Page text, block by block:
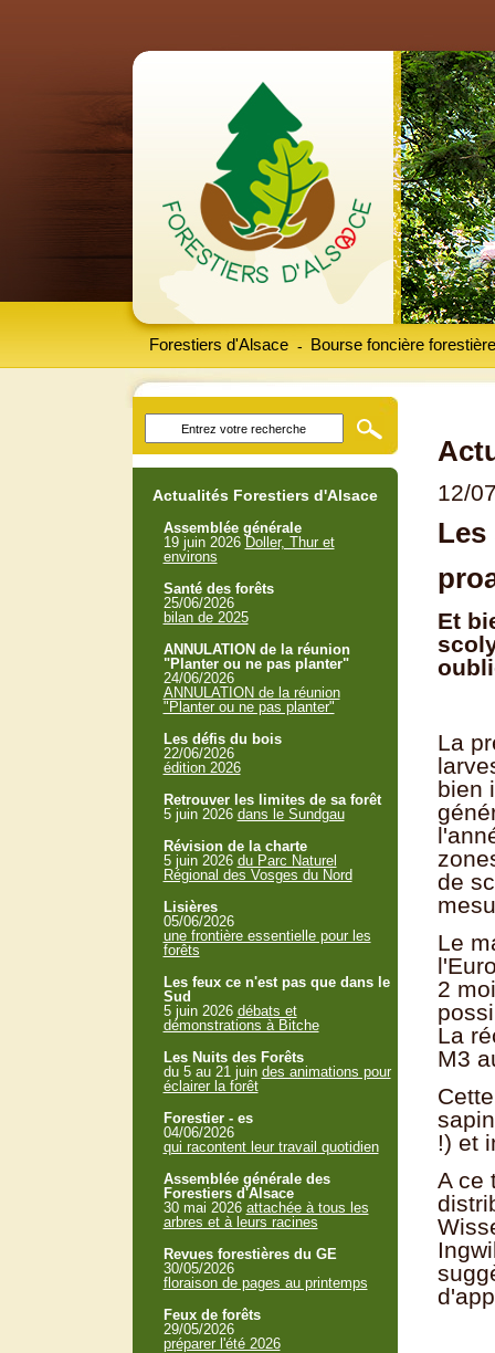
Forestiers d'Alsace Bourse foncière forestière
-
12/
Les
Et
La
bien
de
Le
2
La
M3
!) et
A ce
Actualités Forestiers d'Alsace
Assemblée générale
19 juin 2026 Doller, Thur et
environs
Santé des forêts
25/06/2026
bilan de 2025
ANNULATION de la réunion
"Planter ou ne pas planter"
24/06/2026
ANNULATION de la réunion
"Planter ou ne pas planter"
Les défis du bois
22/06/2026
édition 2026
Retrouver les limites de sa forêt
5 juin 2026 dans le Sundgau
Révision de la charte
5 juin 2026 du Parc Naturel
Régional des Vosges du Nord
Lisières
05/06/2026
une frontière essentielle pour les
forêts
Les feux ce n'est pas que dans le
Sud
5 juin 2026 débats et
démonstrations à Bitche
Les Nuits des Forêts
du 5 au 21 juin des animations pour
éclairer la forêt
Forestier - es
04/06/2026
qui racontent leur travail quotidien
Assemblée générale des
Forestiers d'Alsace
30 mai 2026 attachée à tous les
arbres et à leurs racines
Revues forestières du GE
30/05/2026
floraison de pages au printemps
Feux de forêts
29/05/2026
préparer l'été 2026